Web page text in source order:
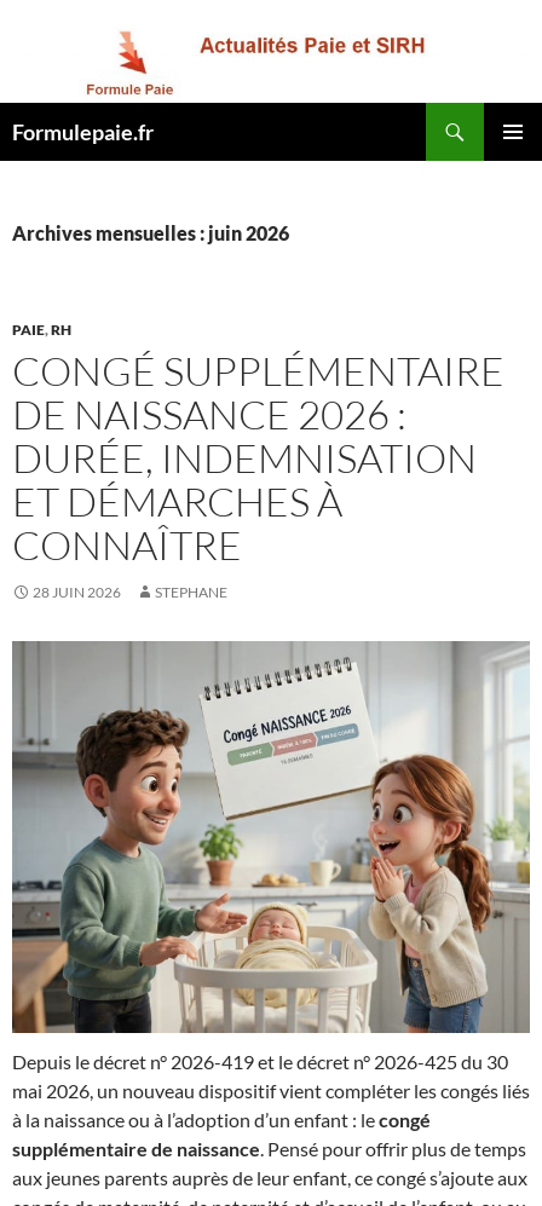
Formulepaie.fr
Archives mensuelles : juin 2026
PAIE,RH
CONGÉ SUPPLÉMENTAIRE
DE NAISSANCE 2026 :
DURÉE, INDEMNISATION
ET DÉMARCHES À
CONNAÎTRE
28 JUIN 2026 STEPHANE
Depuis le décret n° 2026-419 et le décret n° 2026-425 du 30
mai 2026, un nouveau dispositif vient compléter les congés liés
à la naissance ou à l’adoption d’un enfant : lecongé
supplémentaire de naissance. Pensé pour offrir plus de temps
aux jeunes parents auprès de leur enfant, ce congé s’ajoute aux